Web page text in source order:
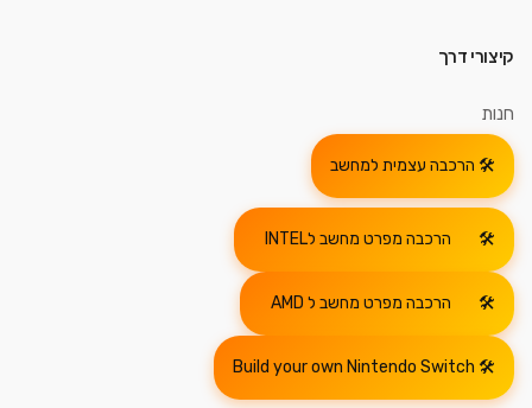
קיצורי דרך
חנות
הרכבה עצמית למחשב
הרכבה מפרט מחשב לINTEL
הרכבה מפרט מחשב ל AMD
Build your own Nintendo Switch